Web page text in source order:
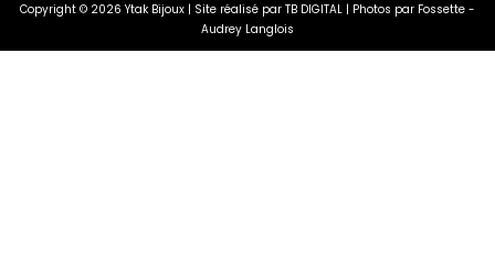
Copyright © 2026 Ytak Bijoux | Site réalisé par TB DIGITAL | Photos par Fossette -
Audrey Langlois